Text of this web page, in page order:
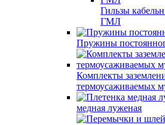
Гильзы
ГМЛ
Пружины
Комплекты
термоусаживаемых
медная луженая